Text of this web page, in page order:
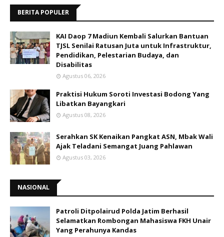
BERITA POPULER
KAI Daop 7 Madiun Kembali Salurkan Bantuan
TJSL Senilai Ratusan Juta untuk Infrastruktur,
Pendidikan, Pelestarian Budaya, dan
Disabilitas
Agustus 06, 2026
Praktisi Hukum Soroti Investasi Bodong Yang
Libatkan Bayangkari
Agustus 08, 2026
Serahkan SK Kenaikan Pangkat ASN, Mbak Wali
Ajak Teladani Semangat Juang Pahlawan
Agustus 03, 2026
NASIONAL
Patroli Ditpolairud Polda Jatim Berhasil
Selamatkan Rombongan Mahasiswa FKH Unair
Yang Perahunya Kandas